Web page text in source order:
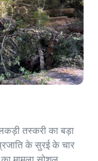
तस्करी का बड़ा
के सुरई के चार